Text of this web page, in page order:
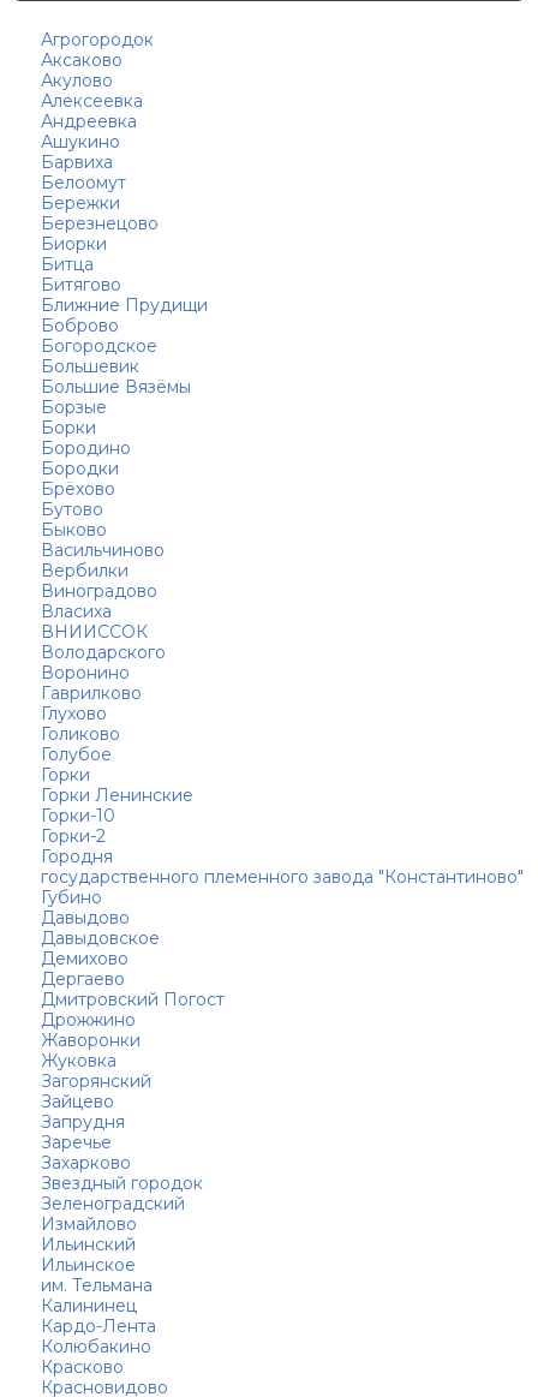
Агрогородок
Аксаково
Акулово
Алексеевка
Андреевка
Ашукино
Барвиха
Белоомут
Бережки
Березнецово
Биорки
Битца
Битягово
Ближние Прудищи
Боброво
Богородское
Большевик
Большие Вязёмы
Борзые
Борки
Бородино
Бородки
Брёхово
Бутово
Быково
Васильчиново
Вербилки
Виноградово
Власиха
ВНИИССОК
Володарского
Воронино
Гаврилково
Глухово
Голиково
Голубое
Горки
Горки Ленинские
Горки-10
Горки-2
Городня
государственного племенного завода "Константиново"
Губино
Давыдово
Давыдовское
Демихово
Дергаево
Дмитровский Погост
Дрожжино
Жаворонки
Жуковка
Загорянский
Зайцево
Запрудня
Заречье
Захарково
Звездный городок
Зеленоградский
Измайлово
Ильинский
Ильинское
им. Тельмана
Калининец
Кардо-Лента
Колюбакино
Красково
Красновидово